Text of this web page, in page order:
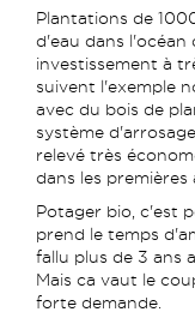
Plantations de
d'eau dans l'océan
investissement à
suivent l'exemple
avec du bois de
système
relevé très
dans les premières
Potager bio, c'est
prend le temps
fallu plus de 3 ans
Mais ca vaut le
forte demande.